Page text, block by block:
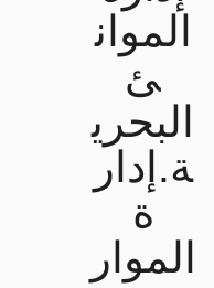
الموان
ئ
البحري
ة.إدار
ة
الموار